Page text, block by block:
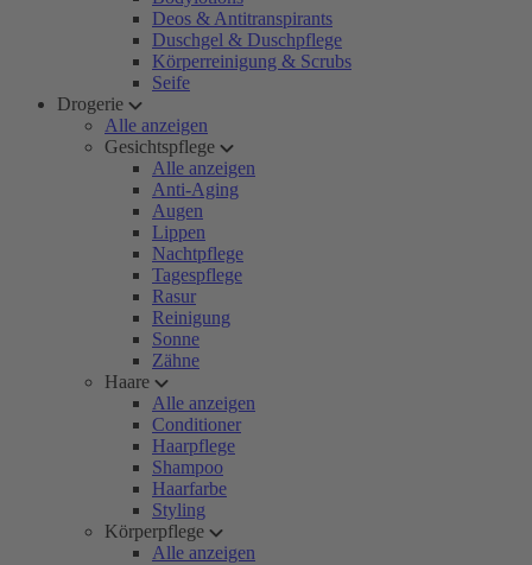
Deos & Antitranspirants
Duschgel & Duschpflege
Körperreinigung & Scrubs
Seife
Drogerie
Alle anzeigen
Gesichtspflege
Alle anzeigen
Anti-Aging
Augen
Lippen
Nachtpflege
Tagespflege
Rasur
Reinigung
Sonne
Zähne
Haare
Alle anzeigen
Conditioner
Haarpflege
Shampoo
Haarfarbe
Styling
Körperpflege
Alle anzeigen